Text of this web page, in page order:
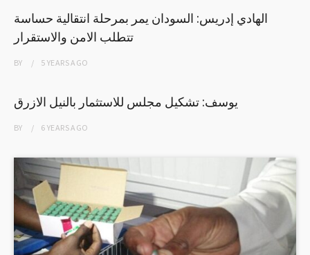
الهادي إدريس: السودان يمر بمرحلة انتقالية حساسة
تتطلب الامن والاستقرار
BY 5 YEARSAGO
يوسف: تشكيل مجلس للاستثمار بالنيل الازرق
BY 6 YEARSAGO